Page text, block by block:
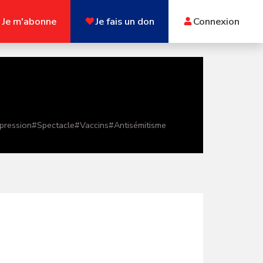
Je m'abonne Je fais un don Connexion
#Spectacle#Vaccins#Antisémitisme